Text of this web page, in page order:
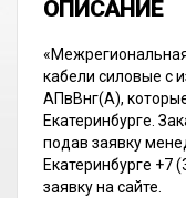
кабели силовые с
АПвВнг(А),
Екатеринбурге.
подав заявку
Екатеринбурге +7
заявку на сайте.